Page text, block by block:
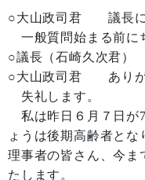
○大山政司君 議長に
一般質問始まる前に
○議長（石崎久次君
○大山政司君 ありが
失礼します。
私は昨日６月７日が
ょうは後期高齢者とな
理事者の皆さん、今ま
たします。